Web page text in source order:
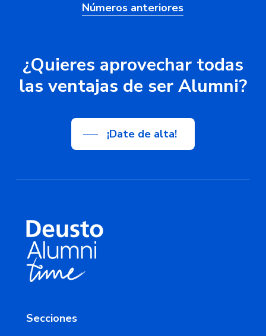
Números anteriores
¿Quieres aprovechar todas
las ventajas de serAlumni?
¡Date de alta!
Secciones